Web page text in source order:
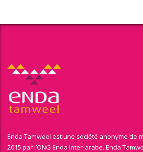
Enda Tamweel est une société anonyme de
2015 par l’ONG Enda Inter-arabe. Enda